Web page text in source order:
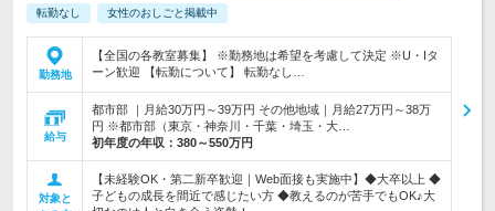
転勤なし 女性のおしごと掲載中
勤務地
【全国の各教室募集】 ※勤務地は希望を考慮して決定 ※U・Iタ
ーン歓迎 【転勤について】 転勤なし…
給与
都市部 ｜月給30万円～39万円 その他地域｜月給27万円～38万
円 ※都市部（東京・神奈川・千葉・埼玉・大…
初年度の年収： 380～550万円
対象と
【未経験OK・第二新卒歓迎｜Web面接も実施中】◆大卒以上 ◆
子どもの成長を間近で感じたい方 ◆教えるのが苦手でもOK♪大